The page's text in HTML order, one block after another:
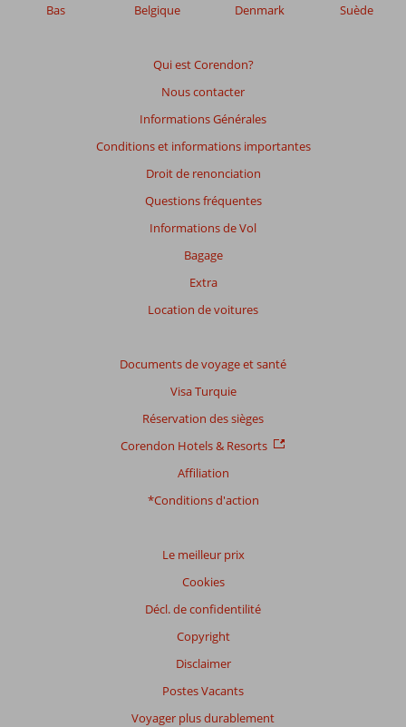
Qui est Corendon?
Nous contacter
Informations Générales
Conditions et informations importantes
Droit de renonciation
Questions fréquentes
Informations de Vol
Bagage
Extra
Location de voitures
Documents de voyage et santé
Visa Turquie
Réservation des sièges
Corendon Hotels & Resorts
Affiliation
*Conditions d'action
Le meilleur prix
Cookies
Décl. de confidentilité
Copyright
Disclaimer
Postes Vacants
Voyager plus durablement
Bas Belgique Denmark Suède